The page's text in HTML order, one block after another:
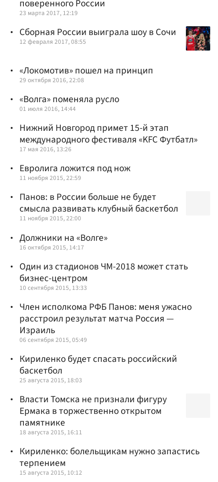
поверенного России
23 марта 2017, 12:19
Сборная России выиграла шоу в Сочи
12 февраля 2017, 08:55
«Локомотив» пошел на принцип
29 октября 2016, 22:08
«Волга» поменяла русло
01 июля 2016, 14:44
Нижний Новгород примет 15-й этап
международного фестиваля «KFC Футбатл»
17 мая 2016, 13:26
Евролига ложится под нож
11 ноября 2015, 22:59
Панов: в России больше не будет
смысла развивать клубный баскетбол
11 ноября 2015, 22:00
Должники на «Волге»
16 октября 2015, 14:17
Один из стадионов ЧМ-2018 может стать
бизнес-центром
10 сентября 2015, 13:33
Член исполкома РФБ Панов: меня ужасно
расстроил результат матча Россия —
Израиль
06 сентября 2015, 05:49
Кириленко будет спасать российский
баскетбол
25 августа 2015, 18:03
Власти Томска не признали фигуру
Ермака в торжественно открытом
памятнике
18 августа 2015, 16:11
Кириленко: болельщикам нужно запастись
терпением
15 августа 2015, 10:12